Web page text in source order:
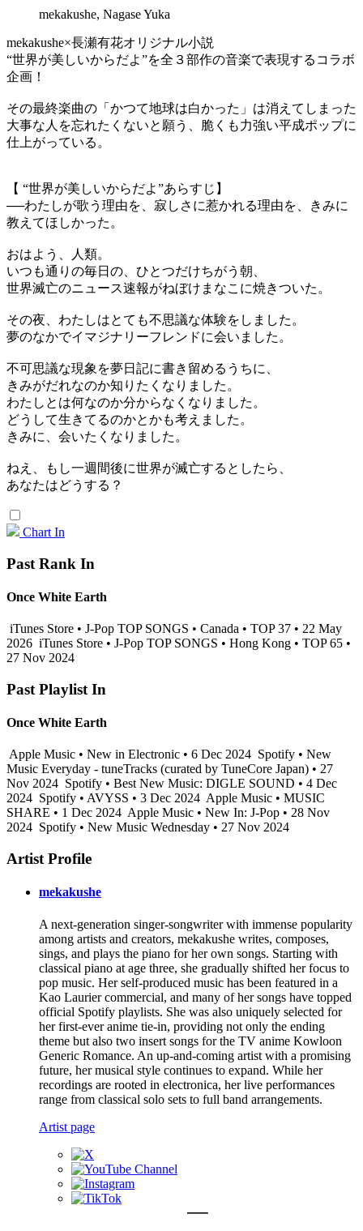
mekakushe, Nagase Yuka
mekakushe×長瀬有花オリジナル小説
“世界が美しいからだよ”を全３部作の音楽で表現するコラボ
企画！
その最終楽曲の「かつて地球は白かった」は消えてしまった
大事な人を忘れたくないと願う、脆くも力強い平成ポップに
仕上がっている。
【 “世界が美しいからだよ”あらすじ】
──わたしが歌う理由を、寂しさに惹かれる理由を、きみに
教えてほしかった。
おはよう、人類。
いつも通りの毎日の、ひとつだけちがう朝、
世界滅亡のニュース速報がねぼけまなこに焼きついた。
その夜、わたしはとても不思議な体験をしました。
夢のなかでイマジナリーフレンドに会いました。
不可思議な現象を夢日記に書き留めるうちに、
きみがだれなのか知りたくなりました。
わたしとは何なのか分からなくなりました。
どうして生きてるのかとかも考えました。
きみに、会いたくなりました。
ねえ、もし一週間後に世界が滅亡するとしたら、
あなたはどうする？
Chart In
Past Rank In
Once White Earth
iTunes Store • J-Pop TOP SONGS • Canada • TOP 37 • 22 May
2026 iTunes Store • J-Pop TOP SONGS • Hong Kong • TOP 65 •
27 Nov 2024
Past Playlist In
Once White Earth
Apple Music • New in Electronic • 6 Dec 2024 Spotify • New
Music Everyday - tuneTracks (curated by TuneCore Japan) • 27
Nov 2024 Spotify • Best New Music: DIGLE SOUND • 4 Dec
2024 Spotify • AVYSS • 3 Dec 2024 Apple Music • MUSIC
SHARE • 1 Dec 2024 Apple Music • New In: J-Pop • 28 Nov
2024 Spotify • New Music Wednesday • 27 Nov 2024
Artist Profile
mekakushe
A next-generation singer-songwriter with immense popularity
among artists and creators, mekakushe writes, composes,
sings, and plays the piano for her own songs. Starting with
classical piano at age three, she gradually shifted her focus to
pop music. Her self-produced music has been featured in a
Kao Laurier commercial, and many of her songs have topped
official Spotify playlists. She was also uniquely selected for
her first-ever anime tie-in, providing not only the ending
theme but also two insert songs for the TV anime Kowloon
Generic Romance. An up-and-coming artist with a promising
future, her musical style continues to expand. While her
recordings are rooted in electronica, her live performances
range from classical solo sets to full band arrangements.
Artist page